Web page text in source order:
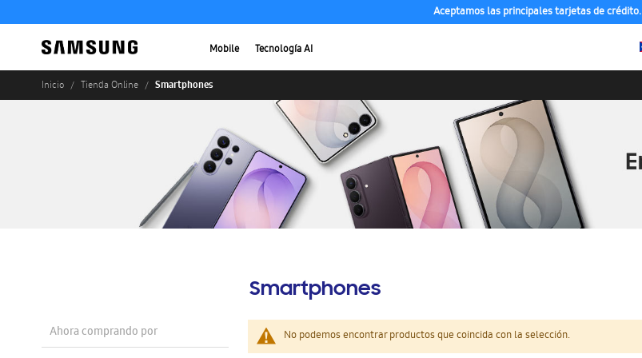
Aceptamos las principales tarjetas de crédito.
Mobile Tecnología AI
Inicio Tienda Online Smartphones
Smartphones
No podemos encontrar productos que coincida con la selección.
Ahora comprando por